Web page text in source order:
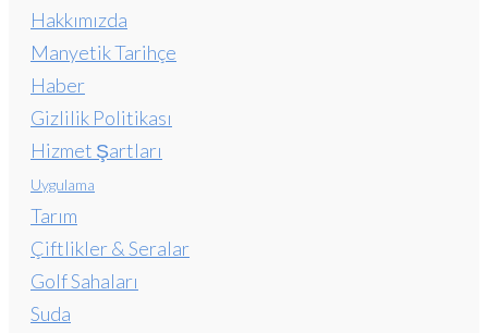
Hakkımızda
Manyetik Tarihçe
Haber
Gizlilik Politikası
Hizmet Şartları
Uygulama
Tarım
Çiftlikler & Seralar
Golf Sahaları
Suda